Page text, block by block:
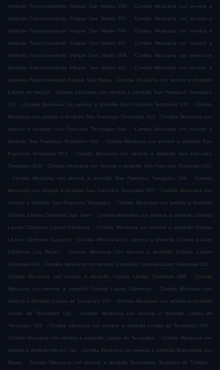
domicilio Fraccionamiento Parque San Mateo 028 . Comida Mexicana con servicio a
domicilio Fraccionamiento Parque San Mateo 007 . Comida Mexicana con servicio a
domicilio Fraccionamiento Parque San Mateo 034 . Comida Mexicana con servicio a
domicilio Fraccionamiento Parque San Mateo 031 . Comida Mexicana con servicio a
domicilio Fraccionamiento Parque San Mateo 009 . Comida Mexicana con servicio a
domicilio Fraccionamiento Parque San Mateo 011 . Comida Mexicana con servicio a
domicilio Fraccionamiento Parque San Mateo . Comida Mexicana con servicio a domicilio
Estado de mexico . Comida Mexicana con servicio a domicilio San Francisco Tenopalco
017 . Comida Mexicana con servicio a domicilio San Francisco Tenopalco 011 . Comida
Mexicana con servicio a domicilio San Francisco Tenopalco 013 . Comida Mexicana con
servicio a domicilio San Francisco Tenopalco 044 . Comida Mexicana con servicio a
domicilio San Francisco Tenopalco 008 . Comida Mexicana con servicio a domicilio San
Francisco Tenopalco 023 . Comida Mexicana con servicio a domicilio San Francisco
Tenopalco 009 . Comida Mexicana con servicio a domicilio San Francisco Tenopalco 037
.
Comida Mexicana con servicio a domicilio San Francisco Tenopalco 046 . Comida
Mexicana con servicio a domicilio San Francisco Tenopalco 055 . Comida Mexicana con
servicio a domicilio San Francisco Tenopalco . Comida Mexicana con servicio a domicilio
Colonia Lázaro Cárdenas San Juan . Comida Mexicana con servicio a domicilio Colonia
Lázaro Cárdenas Lázaro Cárdenas . Comida Mexicana con servicio a domicilio Colonia
Lázaro Cárdenas Cueyamil . Comida Mexicana con servicio a domicilio Colonia Lázaro
Cárdenas Los Reyes . Comida Mexicana con servicio a domicilio Colonia Lázaro
Cárdenas 030 . Comida Mexicana con servicio a domicilio Colonia Lázaro Cárdenas 051 .
Comida Mexicana con servicio a domicilio Colonia Lázaro Cárdenas 008 . Comida
Mexicana con servicio a domicilio Colonia Lázaro Cárdenas . Comida Mexicana con
servicio a domicilio Lomas de Tenopalco 010 . Comida Mexicana con servicio a domicilio
Lomas de Tenopalco 011 . Comida Mexicana con servicio a domicilio Lomas de
Tenopalco 008 . Comida Mexicana con servicio a domicilio Lomas de Tenopalco 005 .
Comida Mexicana con servicio a domicilio Lomas de Tenopalco . Comida Mexicana con
servicio a domicilio Mexico City . Comida Mexicana con servicio a domicilio Buenavista Los
Reyes . Comida Mexicana con servicio a domicilio Buenavista Bosques de Tultitlan .